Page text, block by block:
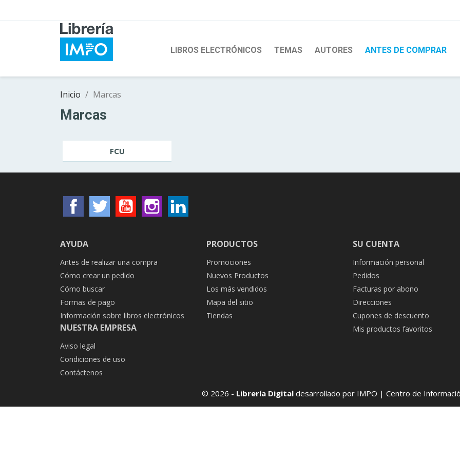
LIBROS ELECTRÓNICOS TEMAS AUTORES ANTES DE COMPRAR
Inicio Marcas
Marcas
FCU
FacebookTwitter YouTubeInstagram
AYUDA
Antes de realizar una compra
Cómo crear un pedido
Cómo buscar
Formas de pago
Información sobre libros electrónicos
PRODUCTOS
Promociones
Nuevos Productos
Los más vendidos
Mapa del sitio
Tiendas
NUESTRA EMPRESA
Aviso legal
Condiciones de uso
Contáctenos
SU CUENTA
Información personal
Pedidos
Facturas por abono
Direcciones
Cupones de descuento
Mis productos favoritos
© 2026 - Librería Digitaldesarrollado por IMPO | Centro de